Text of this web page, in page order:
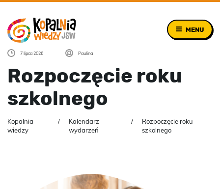
MENU
7 lipca 2026 Paulina
Rozpoczęcie roku
szkolnego
Kopalnia
wiedzy
Kalendarz
wydarzeń
Rozpoczęcie roku
szkolnego